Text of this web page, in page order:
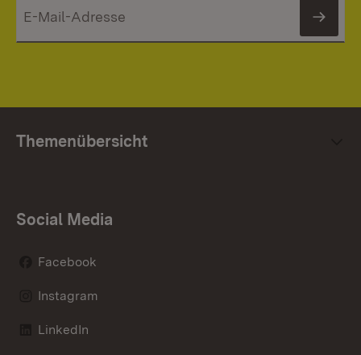
Themenübersicht
Social Media
Facebook
Instagram
LinkedIn